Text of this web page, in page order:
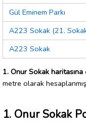
Gül Eminem Parkı
A223 Sokak (21.
A223 Sokak
1. Onur Sokak haritasına
metre olarak
1. Onur Sokak